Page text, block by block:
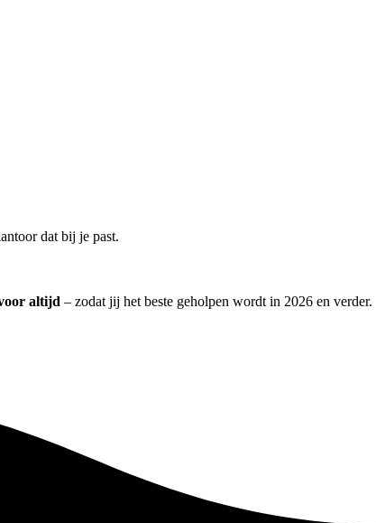
dat bij je past.
altijd – zodat jij het beste geholpen wordt in 2026 en verder.